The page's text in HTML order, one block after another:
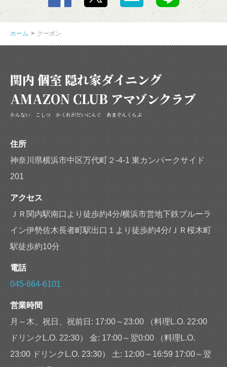
ホーム クーポン
関内 個室 隠れ家ダイニング
AMAZON CLUB アマゾンクラブ
かんない こしつ かくれがだいにんぐ あまぞんくらぶ
住所
神奈川県横浜市中区万代町２-4-1 東カンパークサイド
201
アクセス
ＪＲ関内駅南口より徒歩約4分/横浜市営地下鉄ブルーラ
イン伊勢佐木長者町駅出口１より徒歩約4分/ＪＲ桜木町
駅徒歩約10分
電話
045-664-6101
営業時間
月～木、祝日、祝前日: 17:00～23:00 （料理L.O. 22:00
ドリンクL.O. 22:30） 金: 17:00～翌0:00 （料理L.O.
23:00 ドリンクL.O. 23:30） 土: 12:00～16:59 17:00～翌